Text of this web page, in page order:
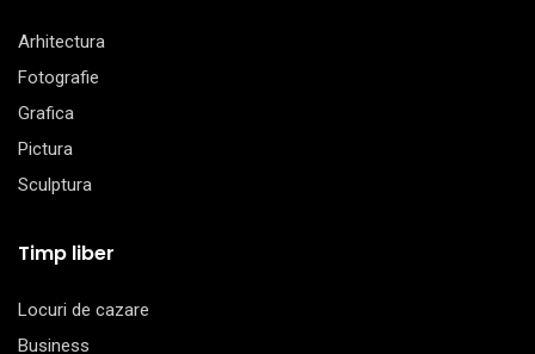
Arhitectura
Fotografie
Grafica
Pictura
Sculptura
Timp liber
Locuri de cazare
Business